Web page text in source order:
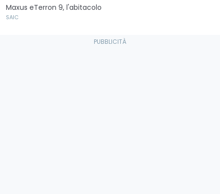
Maxus eTerron 9, l'abitacolo
SAIC